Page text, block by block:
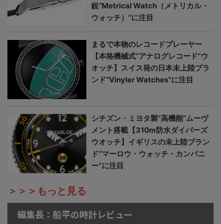
鋭“Metrical Watch（メトリカル・
ウォッチ）”に注目
まるで本物のレコードプレーヤー
【本格機械式“アナログレコード”ウ
オッチ】スイス発の日本未上陸ブラ
ンド“Vinyler Watches”に注目
シチズン・ミヨタ製“高機能”ムーヴ
メント搭載【310m防水ダイバーズ
ウオッチ】イギリスの未上陸ブラン
ド“マーロウ・ウォッチ・カンパニ
ー”に注目
＞＞＞もっと見る
編集長：船平の時計レビュー